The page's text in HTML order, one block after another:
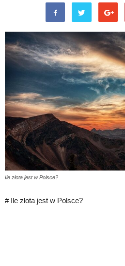
Ile złota jest w Polsce?
# Ile złota jest w Polsce?